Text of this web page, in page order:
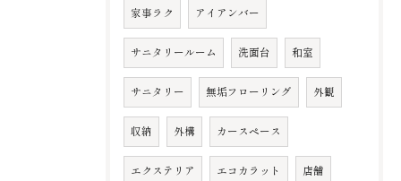
家事ラク アイアンバー
サニタリールーム 洗面台 和室
サニタリー 無垢フローリング 外観
収納 外構 カースペース
エクステリア エコカラット 店舗